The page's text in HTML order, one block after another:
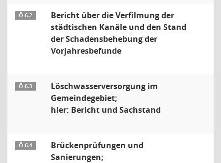
Ö 6.2
Bericht über die Verfilmung der
städtischen Kanäle und den Stand
der Schadensbehebung der
Vorjahresbefunde
Ö 6.3
Löschwasserversorgung im
Gemeindegebiet;
hier: Bericht und Sachstand
Ö 6.4
Brückenprüfungen und
Sanierungen;